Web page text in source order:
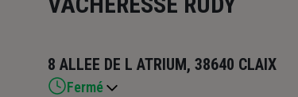
8 ALLEE DE L ATRIUM, 38640 CLAIX
Fermé